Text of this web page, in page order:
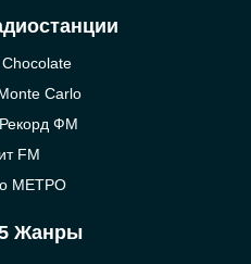
Carlo
ФМ
FM
МЕТРО
Жанры